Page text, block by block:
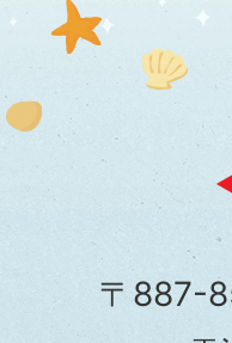
〒887-